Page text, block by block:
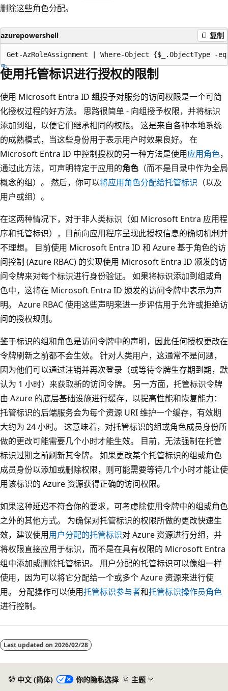
删除这些角色分配。
azurepowershell 复制
使用托管标识进行授权的限制
使用 Microsoft Entra ID 组授予对服务的访问权限是一个可简
化授权过程的好方法。 思路很简单 - 向组授予权限，并将标识
添加到组，以便它们继承相同的权限。 这是来自各种本地系统
的成熟模式，当这些身份用于表示用户时效果良好。 在
Microsoft Entra ID 中控制授权的另一种方法是使用应用角色，
通过此方法，可声明特定于应用的角色 （而不是目录中作为全局
概念的组）。 然后，你可以将应用角色分配给托管标识 （以及
用户或组）。
在这两种情况下，对于非人类标识（如 Microsoft Entra 应用程
序和托管标识），目前向应用程序呈现此授权信息的确切机制并
不理想。 目前使用 Microsoft Entra ID 和 Azure 基于角色的访
问控制 (Azure RBAC) 的实现使用 Microsoft Entra ID 颁发的访
问令牌来对每个标识进行身份验证。 如果将标识添加到组或角
色中，这将在 Microsoft Entra ID 颁发的访问令牌中表示为声
明。 Azure RBAC 使用这些声明来进一步评估用于允许或拒绝访
问的授权规则。
鉴于标识的组和角色是访问令牌中的声明，因此任何授权更改在
令牌刷新之前都不会生效。 针对人类用户，这通常不是问题，
因为他们可以通过注销并再次登录（或等待令牌生存期到期，默
认为 1 小时）来获取新的访问令牌。 另一方面，托管标识令牌
由 Azure 的底层基础设施进行缓存，以提高性能和恢复能力：
托管标识的后端服务会为每个资源 URI 维护一个缓存，有效期
大约为 24 小时。 这意味着，对托管标识的组或角色成员身份所
做的更改可能需要几个小时才能生效。 目前，无法强制在托管
标识过期之前刷新其令牌。 如果更改某个托管标识的组或角色
成员身份以添加或删除权限，则可能需要等待几个小时才能让使
用该标识的 Azure 资源获得正确的访问权限。
如果这种延迟不符合你的要求，可考虑除使用令牌中的组或角色
之外的其他方式。 为确保对托管标识的权限所做的更改快速生
效，建议使用用户分配的托管标识对 Azure 资源进行分组，并
将权限直接应用于标识，而不是在具有权限的 Microsoft Entra
组中添加或删除托管标识。 用户分配的托管标识可以像组一样
使用，因为可以将它分配给一个或多个 Azure 资源来进行使
用。 分配操作可以使用托管标识参与者和托管标识操作员角色
进行控制。
Last updated on 2026/02/28
中文 (简体) 你的隐私选择 主题